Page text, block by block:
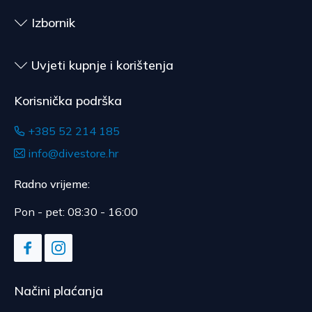
roba koja zbog zdravstvenih ili higijenskih razloga
nakon dostave.
Izbornik
Uvjeti kupnje i korištenja
Korisnička podrška
+385 52 214 185
info@divestore.hr
Radno vrijeme:
Pon - pet: 08:30 - 16:00
Načini plaćanja